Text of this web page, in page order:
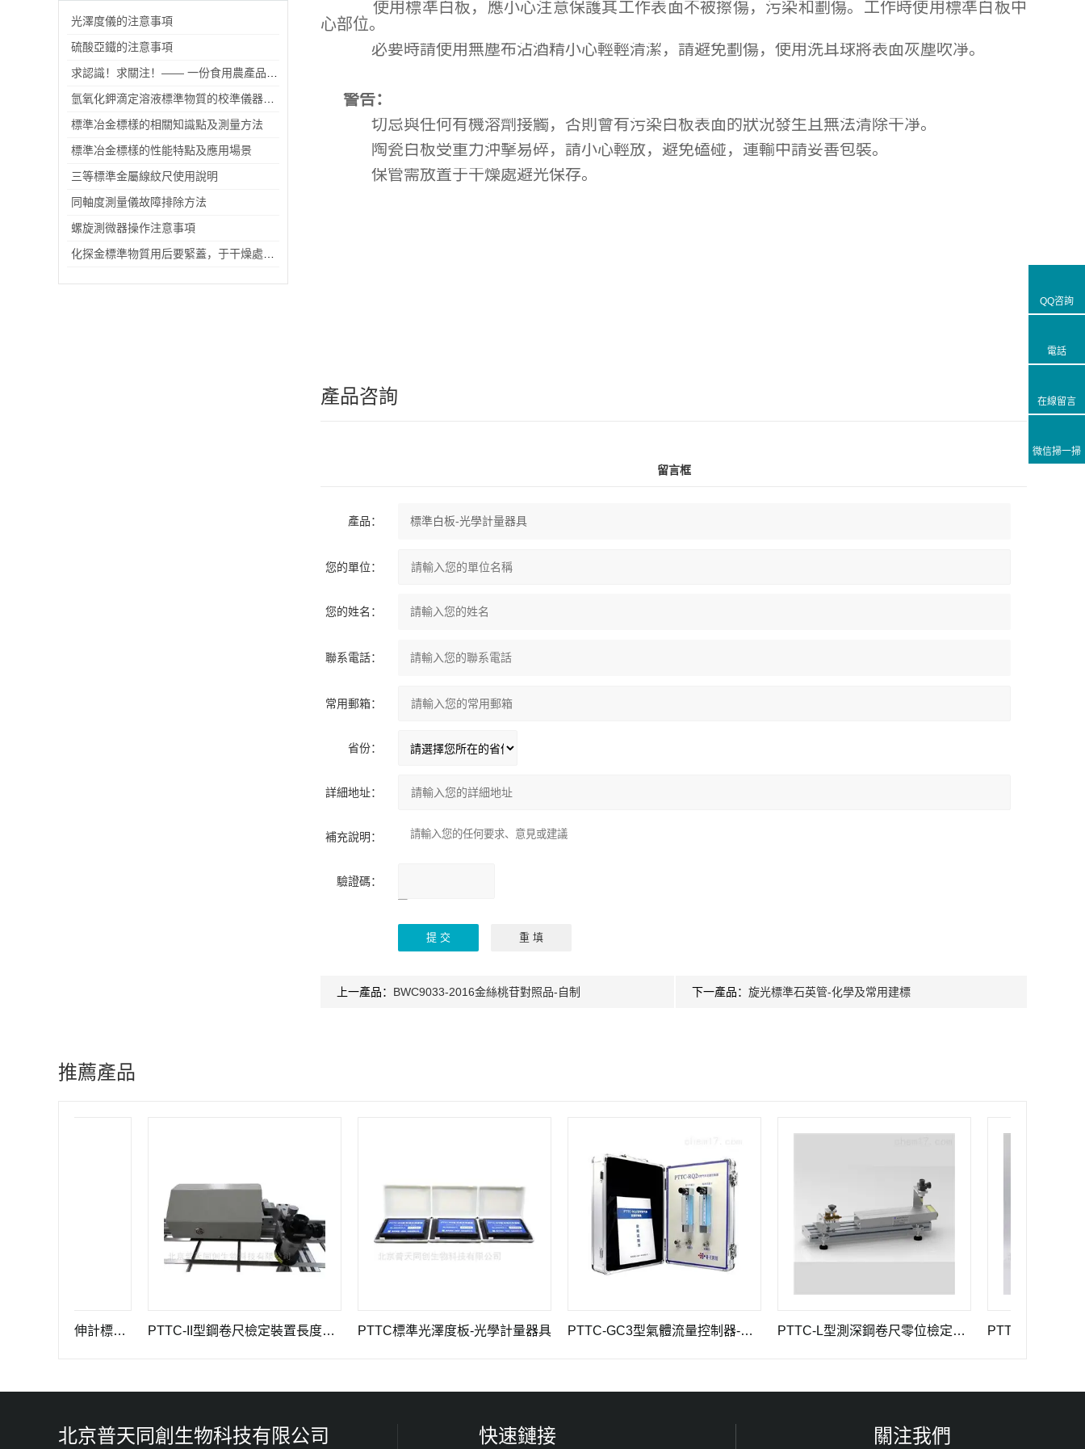
光澤度儀的注意事項
硫酸亞鐵的注意事項
標準冶金標樣的相關知識點及測量方法
標準冶金標樣的性能特點及應用場景
三等標準金屬線紋尺使用說明
同軸度測量儀故障排除方法
螺旋測微器操作注意事項
使用標準白板，應小心注意保護其工作表面不被擦傷，污染和劃傷。工作時使用標準白板中
心部位。
必要時請使用無塵布沾酒精小心輕輕清潔，請避免劃傷，使用洗耳球將表面灰塵吹凈。
警告：
切忌與任何有機溶劑接觸，否則會有污染白板表面的狀況發生且無法清除干凈。
陶瓷白板受重力沖擊易碎，請小心輕放，避免磕碰，運輸中請妥善包裝。
保管需放置于干燥處避光保存。
產品咨詢
留言框
產品：
您的單位：
您的姓名：
聯系電話：
常用郵箱：
省份：
詳細地址：
補充說明：
驗證碼：
請輸入計算結果
（填寫阿拉伯數
上一產品： BWC9033-2016金絲桃苷對照品-自制 下一產品： 旋光標準石英管-化學及常用建標
推薦產品
GWB-200JA型高精度引伸計標定儀長度計量器具 PTTC-II型鋼卷尺檢定裝置長度計量儀器 PTTC標準光澤度板-光學計量器具 PTTC-GC3型氣體流量控制器-化學及常用建標儀器 PTTC-L型測深鋼卷尺零位檢定器 長度計量器具
北京普天同創生物科技有限公司 快速鏈接 關注我們
QQ咨詢
電話
在線留言
微信掃一掃